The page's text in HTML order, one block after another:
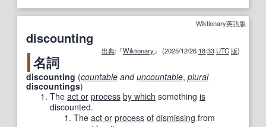
Wiktionary英語版
discounting
出典:『Wiktionary』 (2025/12/26 18:33 UTC 版)
名詞
discounting (countable anduncountable, plural
discountings)
The act or process by which something is
discounted.
The act or process of dismissing from